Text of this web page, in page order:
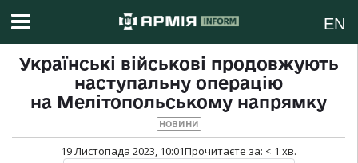
EN
Українські військові продовжують
наступальну операцію
на Мелітопольському напрямку
НОВИНИ
19 Листопада 2023, 10:01Прочитаєте за: < 1 хв.